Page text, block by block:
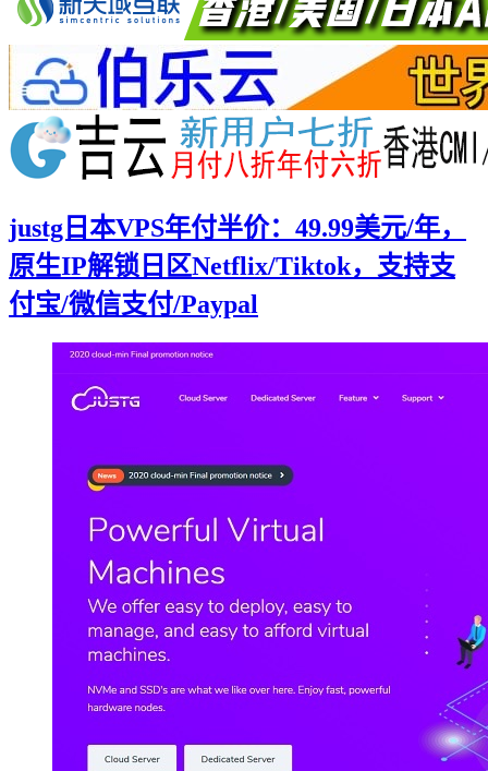
justg日本VPS年付半价：49.99美元/年，
原生IP解锁日区Netflix/Tiktok，支持支
付宝/微信支付/Paypal